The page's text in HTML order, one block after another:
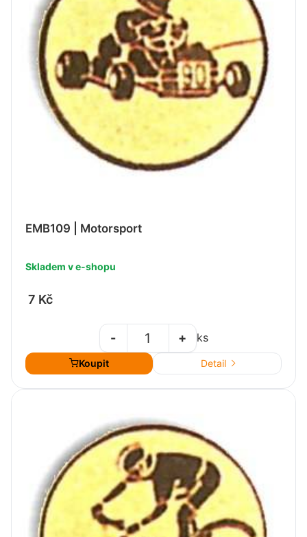
EMB109 | Motorsport
Skladem v e-shopu
7 Kč
+
- ks
Koupit Detail